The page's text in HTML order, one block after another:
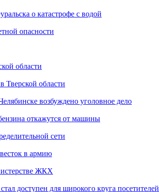
о катастрофе с водой
опасности
области
Тверской области
возбуждено уголовное дело
откажутся от машины
сети
в армию
ЖКХ
доступен для широкого круга посетителей